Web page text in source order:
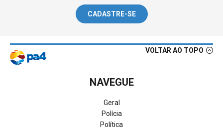
CADASTRE-SE
VOLTAR AO TOPO
NAVEGUE
Geral
Polícia
Política